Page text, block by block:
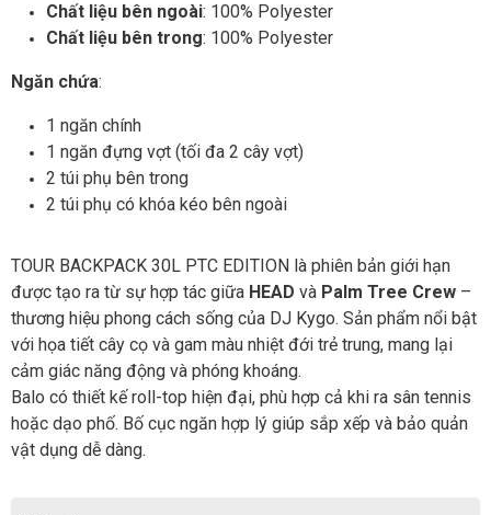
Chất liệu bên ngoài: 100% Polyester
Chất liệu bên trong: 100% Polyester
Ngăn chứa:
1 ngăn chính
1 ngăn đựng vợt (tối đa 2 cây vợt)
2 túi phụ bên trong
2 túi phụ có khóa kéo bên ngoài
TOUR BACKPACK 30L PTC EDITION là phiên bản giới hạn
được tạo ra từ sự hợp tác giữa HEAD và Palm Tree Crew –
thương hiệu phong cách sống của DJ Kygo. Sản phẩm nổi bật
với họa tiết cây cọ và gam màu nhiệt đới trẻ trung, mang lại
cảm giác năng động và phóng khoáng.
Balo có thiết kế roll-top hiện đại, phù hợp cả khi ra sân tennis
hoặc dạo phố. Bố cục ngăn hợp lý giúp sắp xếp và bảo quản
vật dụng dễ dàng.